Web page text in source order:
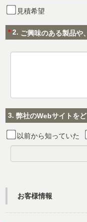
見積希望
* 2. ご興味のある製品や
3. 弊社のWebサイトを
以前から知っていた
お客様情報